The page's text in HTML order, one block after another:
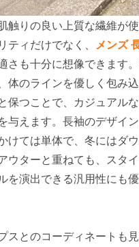
触りの良い上質な繊維が
ティだけでなく、 メンズ
さも十分に想像できます
体のラインを優しく包み
保つことで、カジュアル
与えます。長袖のデザイ
けては単体で、冬にはダ
ウターと重ねても、スタ
を演出できる汎用性にも
スとのコーディネートも